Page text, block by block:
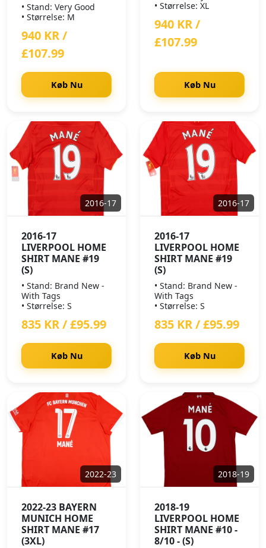
• Stand: Very Good
• Størrelse: M
940 KR /
£107.99
Køb Nu
• Størrelse: XL
940 KR /
£107.99
Køb Nu
2016-17
2016-17
LIVERPOOL HOME
SHIRT MANE #19
(S)
• Stand: Brand New -
With Tags
• Størrelse: S
835 KR / £95.99
Køb Nu
2016-17
2016-17
LIVERPOOL HOME
SHIRT MANE #19
(S)
• Stand: Brand New -
With Tags
• Størrelse: S
835 KR / £95.99
Køb Nu
2022-23
2022-23 BAYERN
MUNICH HOME
SHIRT MANE #17
(3XL)
2018-19
2018-19
LIVERPOOL HOME
SHIRT MANE #10 -
8/10 - (S)